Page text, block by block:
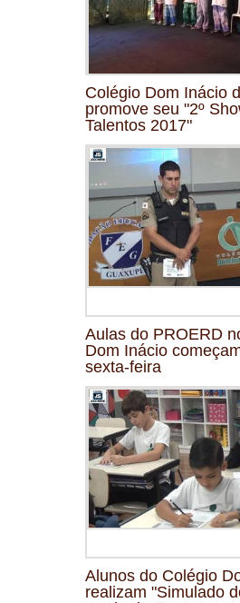
Colégio Dom Inácio
promove seu "2º
Talentos 2017"
Aulas do PROERD
Dom Inácio
sexta-feira
Alunos do Colégio
realizam "Simulado